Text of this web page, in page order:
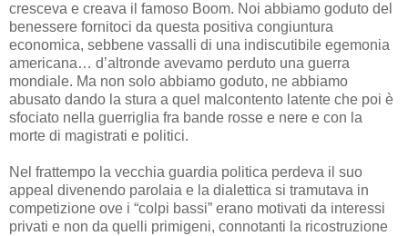
cresceva e creava il famoso Boom. Noi abbiamo goduto del
benessere fornitoci da questa positiva congiuntura
economica, sebbene vassalli di una indiscutibile egemonia
americana… d’altronde avevamo perduto una guerra
mondiale. Ma non solo abbiamo goduto, ne abbiamo
abusato dando la stura a quel malcontento latente che poi è
sfociato nella guerriglia fra bande rosse e nere e con la
morte di magistrati e politici.
Nel frattempo la vecchia guardia politica perdeva il suo
appeal divenendo parolaia e la dialettica si tramutava in
competizione ove i “colpi bassi” erano motivati da interessi
privati e non da quelli primigeni, connotanti la ricostruzione